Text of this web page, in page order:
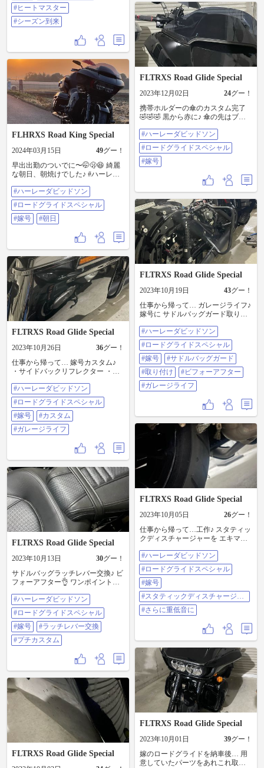
#ヒートマスター
#シーズン到来
FLHRXS Road King Special
2024年03月15日 49グー！
早出出勤のついでに〜🤭🫢😆 綺麗
な朝日、朝焼けでした♪ #ハーレー
シャル #嫁号 #朝日
#ハーレーダビッドソン
#ロードグライドスペシャル
#嫁号
#朝日
FLTRXS Road Glide Special
2023年12月02日 24グー！
携帯ホルダーの傘のカスタム完了
🤣🤣🤣 黒から赤に♪ 傘の先はブラ
ようになった🫣 #ハーレーダビッド
ソン #ロードグライドスペシャル #
嫁号
#ハーレーダビッドソン
#ロードグライドスペシャル
#嫁号
FLTRXS Road Glide Special
2023年10月26日 36グー！
仕事から帰って… 嫁号カスタム♪
・サイドバックリフレクター ・シ
シフトリンゲージは同じような形
の物を チョイス😄👌 #ハーレーダ
ビッドソン #ロードグライドスペシ
ャル #嫁号 #カスタム #ガレージラ
イフ
#ハーレーダビッドソン
#ロードグライドスペシャル
#嫁号
#カスタム
#ガレージライフ
FLTRXS Road Glide Special
2023年10月19日 43グー！
仕事から帰って… ガレージライフ♪
嫁号に サドルバッグガード取り付
ドグライドスペシャル #嫁号 #サド
ルバッグガード #取り付け #ビフォ
ーアフター #ガレージライフ
#ハーレーダビッドソン
#ロードグライドスペシャル
#嫁号
#サドルバッグガード
#取り付け
#ビフォーアフター
#ガレージライフ
FLTRXS Road Glide Special
2023年10月13日 30グー！
サドルバッグラッチレバー交換♪ ビ
フォーアフター👌 ワンポイントで
ドグライドスペシャル #嫁号 #ラッ
チレバー交換 #プチカスタム
#ハーレーダビッドソン
#ロードグライドスペシャル
#嫁号
#ラッチレバー交換
#プチカスタム
FLTRXS Road Glide Special
2023年10月05日 26グー！
仕事から帰って…工作♪ スタティッ
クディスチャージャーを エキマニ
っとだけ🤏 更に図太いサウンドに♪
#ハーレーダビッドソン #ロードグ
ライドスペシャル #嫁号 #スタティ
ックディスチャージャー #さらに重
低音に
#ハーレーダビッドソン
#ロードグライドスペシャル
#嫁号
#スタティックディスチャージャ
ー
#さらに重低音に
FLTRXS Road Glide Special
FLTRXS Road Glide Special
2023年10月01日 39グー！
嫁のロードグライドを納車後… 用
意していたパーツをあれこれ取り